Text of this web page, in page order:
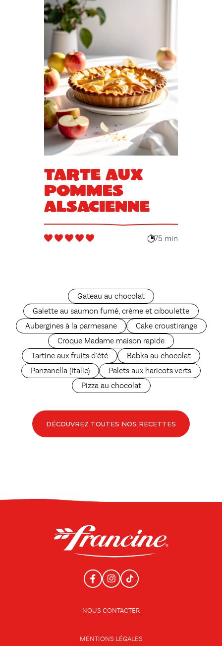
Tarte aux
pommes
alsacienne
75 min
Gateau au chocolat
Galette au saumon fumé, crème et ciboulette
Aubergines à la parmesane
Cake croustirange
Croque Madame maison rapide
Tartine aux fruits d’été
Babka au chocolat
Panzanella (Italie)
Palets aux haricots verts
Pizza au chocolat
DÉCOUVREZ TOUTES NOS RECETTES
NOUS CONTACTER
MENTIONS LÉGALES